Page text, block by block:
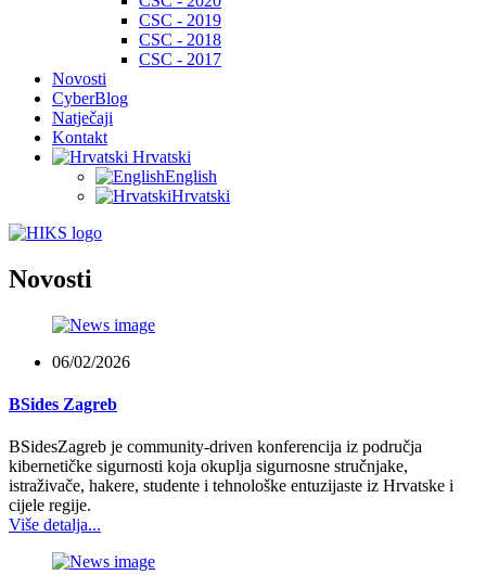
CSC - 2019
CSC - 2018
CSC - 2017
Novosti
CyberBlog
Natječaji
Kontakt
Hrvatski
English
Hrvatski
Novosti
06/02/2026
BSides Zagreb
BSidesZagreb je community-driven konferencija iz područja
kibernetičke sigurnosti koja okuplja sigurnosne stručnjake,
istraživače, hakere, studente i tehnološke entuzijaste iz Hrvatske i
cijele regije.
Više detalja...